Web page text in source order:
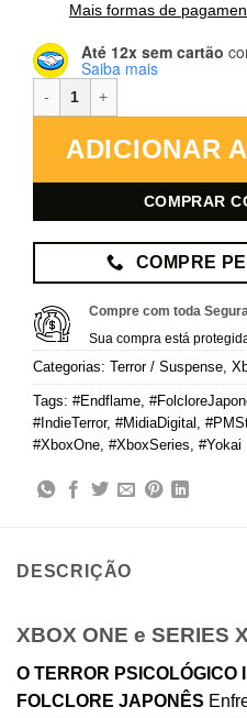
Mais formas de
Até 12x sem cartão
Saiba mais
ADICIONAR
COMPRAR
COMPRE
Compre com toda
Sua compra está
Categorias: Terror / Suspense
Tags: #Endflame
#IndieTerror, #MidiaDigital
#XboxOne #XboxSeries #Yokai
DESCRIÇÃO
XBOX ONE e SERIES
O TERROR PSICOLÓGICO
FOLCLORE JAPONÊS